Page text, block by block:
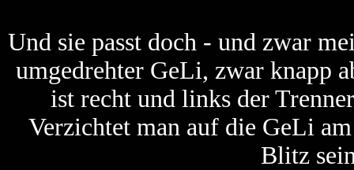
Und sie passt doch - und zwar
umgedrehter GeLi, zwar knapp
ist recht und links der
Verzichtet man auf die GeLi
Blitz